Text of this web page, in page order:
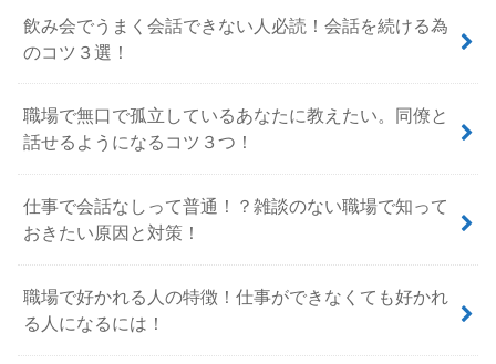
飲み会でうまく会話できない人必読！会話を続ける為
のコツ３選！
職場で無口で孤立しているあなたに教えたい。同僚と
話せるようになるコツ３つ！
仕事で会話なしって普通！？雑談のない職場で知って
おきたい原因と対策！
職場で好かれる人の特徴！仕事ができなくても好かれ
る人になるには！